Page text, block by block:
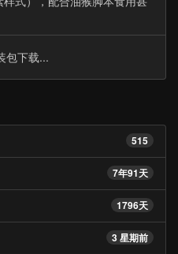
包下载...
515
7年91天
1796天
3 星期前